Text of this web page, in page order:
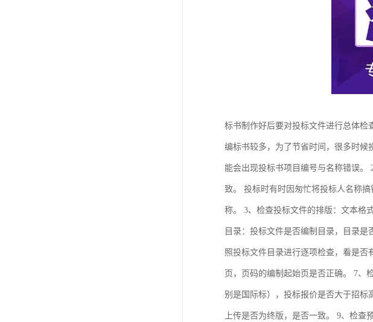
标书制作好后要对投标文件进行总体检
编标书较多，为了节省时间，很多时候
能会出现投标书项目编号与名称错误
致。 投标时有时因匆忙将投标人名称
称。 3、检查投标文件的排版：文本格
目录：投标文件是否编制目录，目录
照投标文件目录进行逐项检查，看是
页，页码的编制起始页是否正确。 7、
别是国际标），投标报价是否大于招标
上传是否为终版，是否一致。 9、检